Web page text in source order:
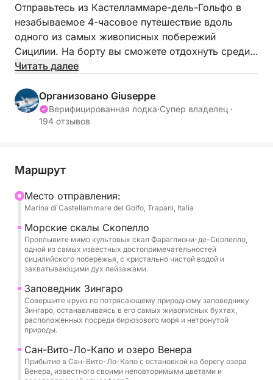
Отправьтесь из Кастелламмаре-дель-Гольфо в
незабываемое 4-часовое путешествие вдоль
одного из самых живописных побережий
Сицилии. На борту вы сможете отдохнуть среди
кристально чистых вод, нетронутых бухт и
природным заповедником Зингаро и
знаменитыми Фараглиони-де-Скопелло до Сан-
Вито-Ло-Капо. Этот тур идеально подходит для
красивых бухт региона, включая Фосса-делло-
Стинко, Кала-Бьянка и Кала-Росса, известные
своими бирюзовыми водами и чистым морским
дном, идеально подходящими для купания и
отдыха. Круиз продолжится к живописным
Фаральони-де-Скопелло и вдоль великолепного
природного заповедника Зингаро, с остановками
в Кала-Капрерия, Кала-дель-Варо, Кала-делла-
Диза, Кала-Берретта, Кала-Маринелла, Кала-
дель-Уццо и Кала-Тоннарелла-дель-Уццо.
Маршрут также включает в себя потрясающее
озеро Венеры и прибытие в Сан-Вито-Ло-Капо,
один из самых знаковых городов западной
Читать далее
Организовано Giuseppe
Верифицированная лодка·Супер владелец ·
194 отзывов
Маршрут
Mесто отправления:
Marina di Castellammare del Golfo, Trapani, Italia
Морские скалы Скопелло
Проплывите мимо культовых скал Фараглиони-де-Скопелло,
одной из самых известных достопримечательностей
сицилийского побережья, с кристально чистой водой и
захватывающими дух пейзажами.
Заповедник Зингаро
Совершите круиз по потрясающему природному заповеднику
Зингаро, останавливаясь в его самых живописных бухтах,
расположенных посреди бирюзового моря и нетронутой
природы.
Сан-Вито-Ло-Капо и озеро Венера
Прибытие в Сан-Вито-Ло-Капо с остановкой на берегу озера
Венера, известного своими неповторимыми цветами и